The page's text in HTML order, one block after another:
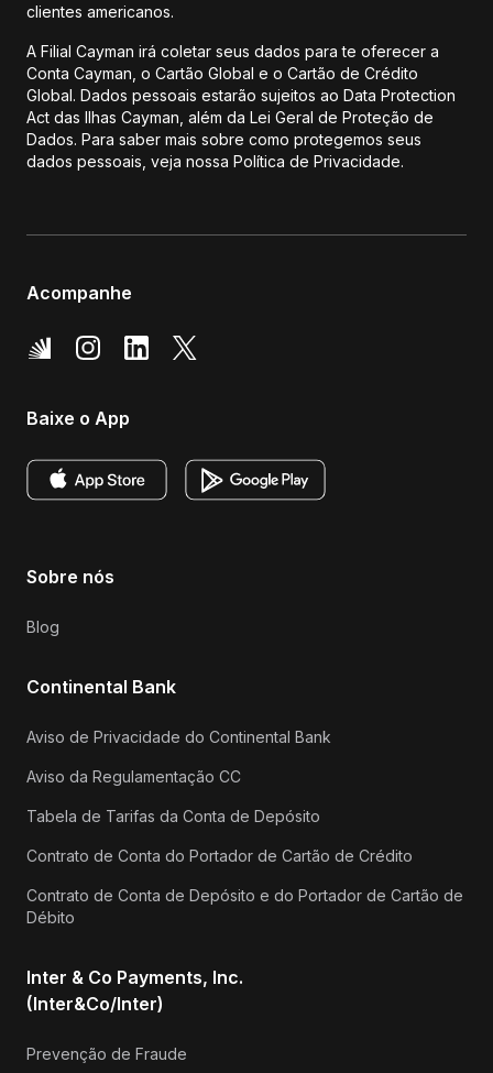
clientes americanos.
A Filial Cayman irá coletar seus dados para te oferecer a
Conta Cayman, o Cartão Global e o Cartão de Crédito
Global. Dados pessoais estarão sujeitos ao Data Protection
Act das Ilhas Cayman, além da Lei Geral de Proteção de
Dados. Para saber mais sobre como protegemos seus
dados pessoais, veja nossa Política de Privacidade.
Acompanhe
Baixe o App
Sobre nós
Blog
Continental Bank
Aviso de Privacidade do Continental Bank
Aviso da Regulamentação CC
Tabela de Tarifas da Conta de Depósito
Contrato de Conta do Portador de Cartão de Crédito
Contrato de Conta de Depósito e do Portador de Cartão de
Débito
Inter & Co Payments, Inc.
(Inter&Co/Inter)
Prevenção de Fraude